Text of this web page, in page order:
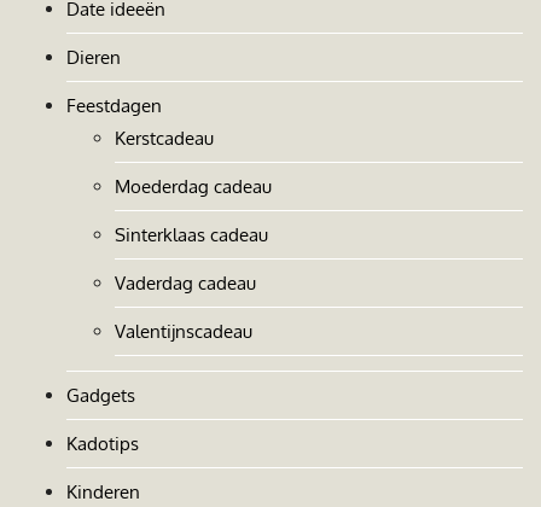
Date ideeën
Dieren
Feestdagen
Kerstcadeau
Moederdag cadeau
Sinterklaas cadeau
Vaderdag cadeau
Valentijnscadeau
Gadgets
Kadotips
Kinderen